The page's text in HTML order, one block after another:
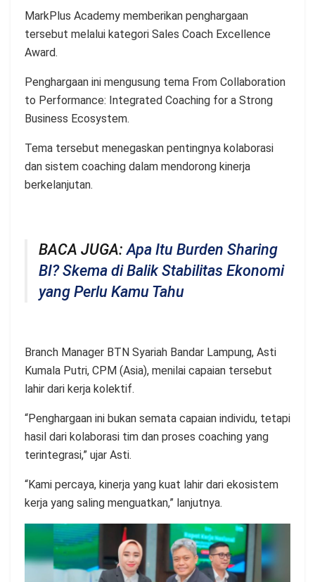
MarkPlus Academy memberikan penghargaan
tersebut melalui kategori Sales Coach Excellence
Award.
Penghargaan ini mengusung tema From Collaboration
to Performance: Integrated Coaching for a Strong
Business Ecosystem.
Tema tersebut menegaskan pentingnya kolaborasi
dan sistem coaching dalam mendorong kinerja
berkelanjutan.
BACA JUGA:Apa Itu Burden Sharing
BI? Skema di Balik Stabilitas Ekonomi
yang Perlu Kamu Tahu
Branch Manager BTN Syariah Bandar Lampung, Asti
Kumala Putri, CPM (Asia), menilai capaian tersebut
lahir dari kerja kolektif.
“Penghargaan ini bukan semata capaian individu, tetapi
hasil dari kolaborasi tim dan proses coaching yang
terintegrasi,” ujar Asti.
“Kami percaya, kinerja yang kuat lahir dari ekosistem
kerja yang saling menguatkan,” lanjutnya.